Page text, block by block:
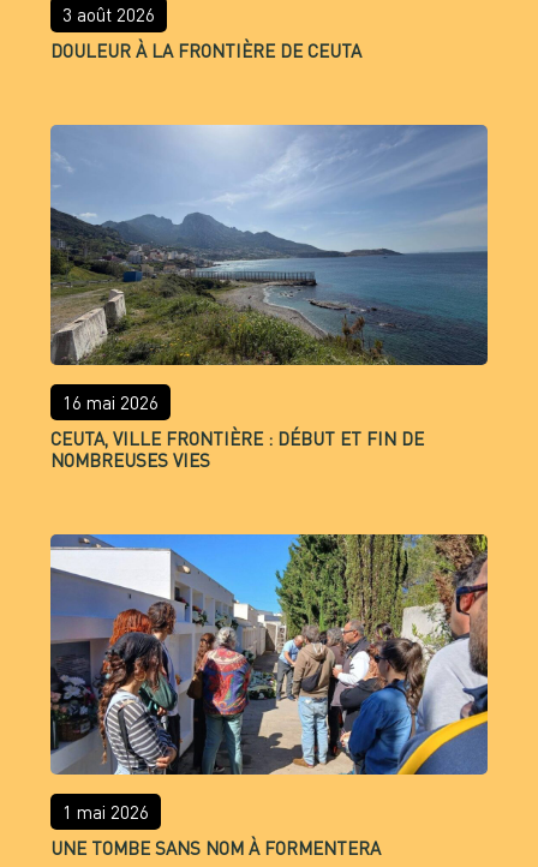
3 août 2026
DOULEUR À LA FRONTIÈRE DE CEUTA
16 mai 2026
CEUTA, VILLE FRONTIÈRE : DÉBUT ET FIN DE
NOMBREUSES VIES
1 mai 2026
UNE TOMBE SANS NOM À FORMENTERA